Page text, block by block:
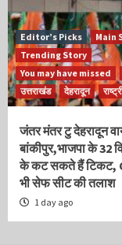
Editor’s Picks
Main
Trending Story
You may have missed
उत्तराखंड
देहरादून
जंतर मंतर टु देहरादून
बांकीपुर,भाजपा के 32
के कट सकते हैं टिकट,
भी सेफ सीट की तलाश
1 day ago